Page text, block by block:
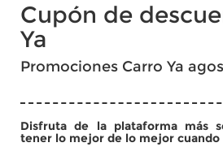
Cupón de
Ya
Promociones Carro Ya
Disfruta de la plataforma más
tener lo mejor de lo mejor cuando